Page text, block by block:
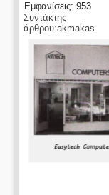
Εμφανίσεις: 953
Συντάκτης
άρθρου:akmakas